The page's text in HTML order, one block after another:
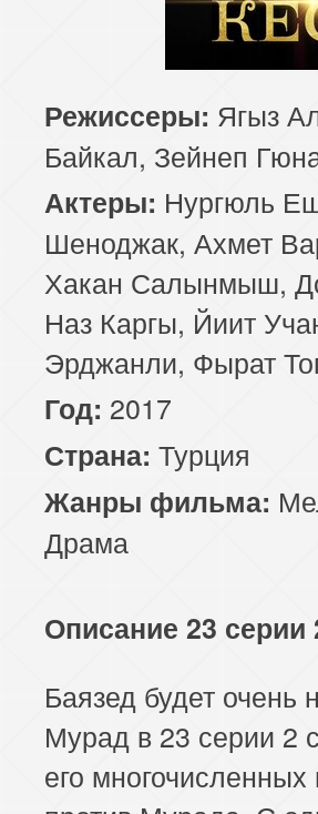
Режиссеры: Ягыз
Байкал, Зейнеп
Актеры: Нургюль
Шеноджак, Ахмет
Хакан Салынмыш,
Наз Каргы, Йиит
Эрджанли, Фырат
Год: 2017
Страна: Турция
Жанры фильма:
Драма
Описание 23 серии
Баязед будет очень
Мурад в 23 серии 2
его